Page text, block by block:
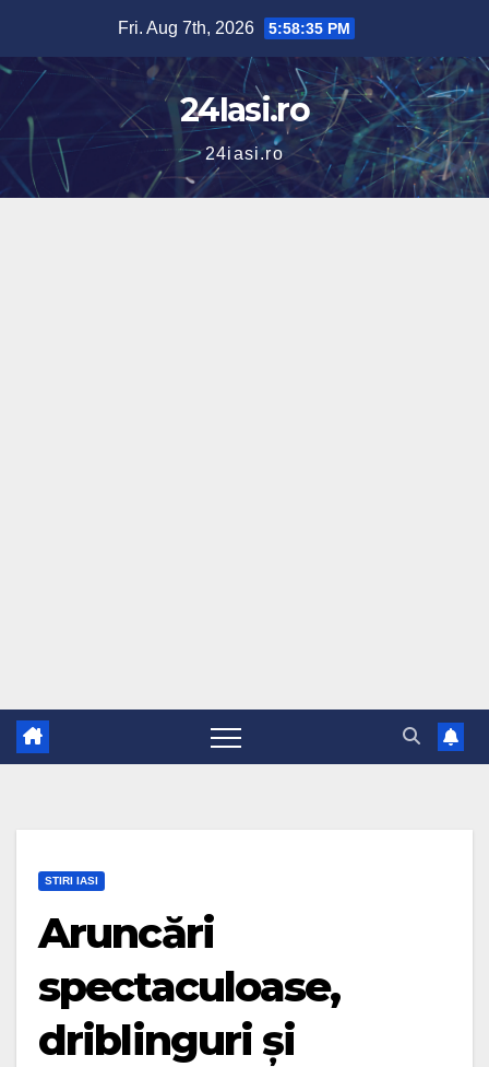
content
Fri. Aug 7th, 2026 5:58:36 PM
24Iasi.ro
24iasi.ro
STIRI IASI
Aruncări
spectaculoase,
driblinguri și